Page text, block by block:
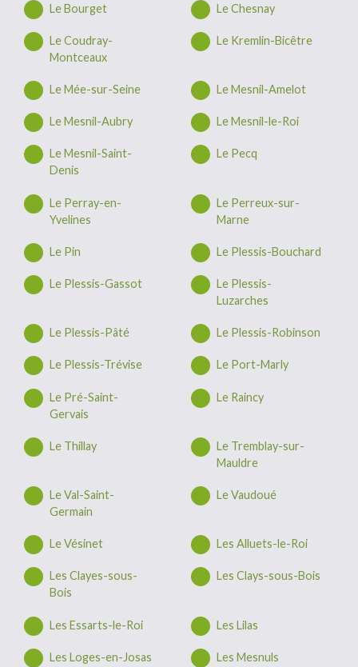
Le Bourget Le Chesnay
Le Coudray-
Montceaux
Le Kremlin-Bicêtre
Le Mée-sur-Seine Le Mesnil-Amelot
Le Mesnil-Aubry Le Mesnil-le-Roi
Le Mesnil-Saint-
Denis
Le Pecq
Le Perray-en-
Yvelines
Le Perreux-sur-
Marne
Le Pin Le Plessis-Bouchard
Le Plessis-Gassot
Le Plessis-
Luzarches
Le Plessis-Pâté Le Plessis-Robinson
Le Plessis-Trévise Le Port-Marly
Le Pré-Saint-
Gervais
Le Raincy
Le Thillay
Le Tremblay-sur-
Mauldre
Le Val-Saint-
Germain
Le Vaudoué
Le Vésinet Les Alluets-le-Roi
Les Clayes-sous-
Bois
Les Clays-sous-Bois
Les Essarts-le-Roi Les Lilas
Les Loges-en-Josas Les Mesnuls